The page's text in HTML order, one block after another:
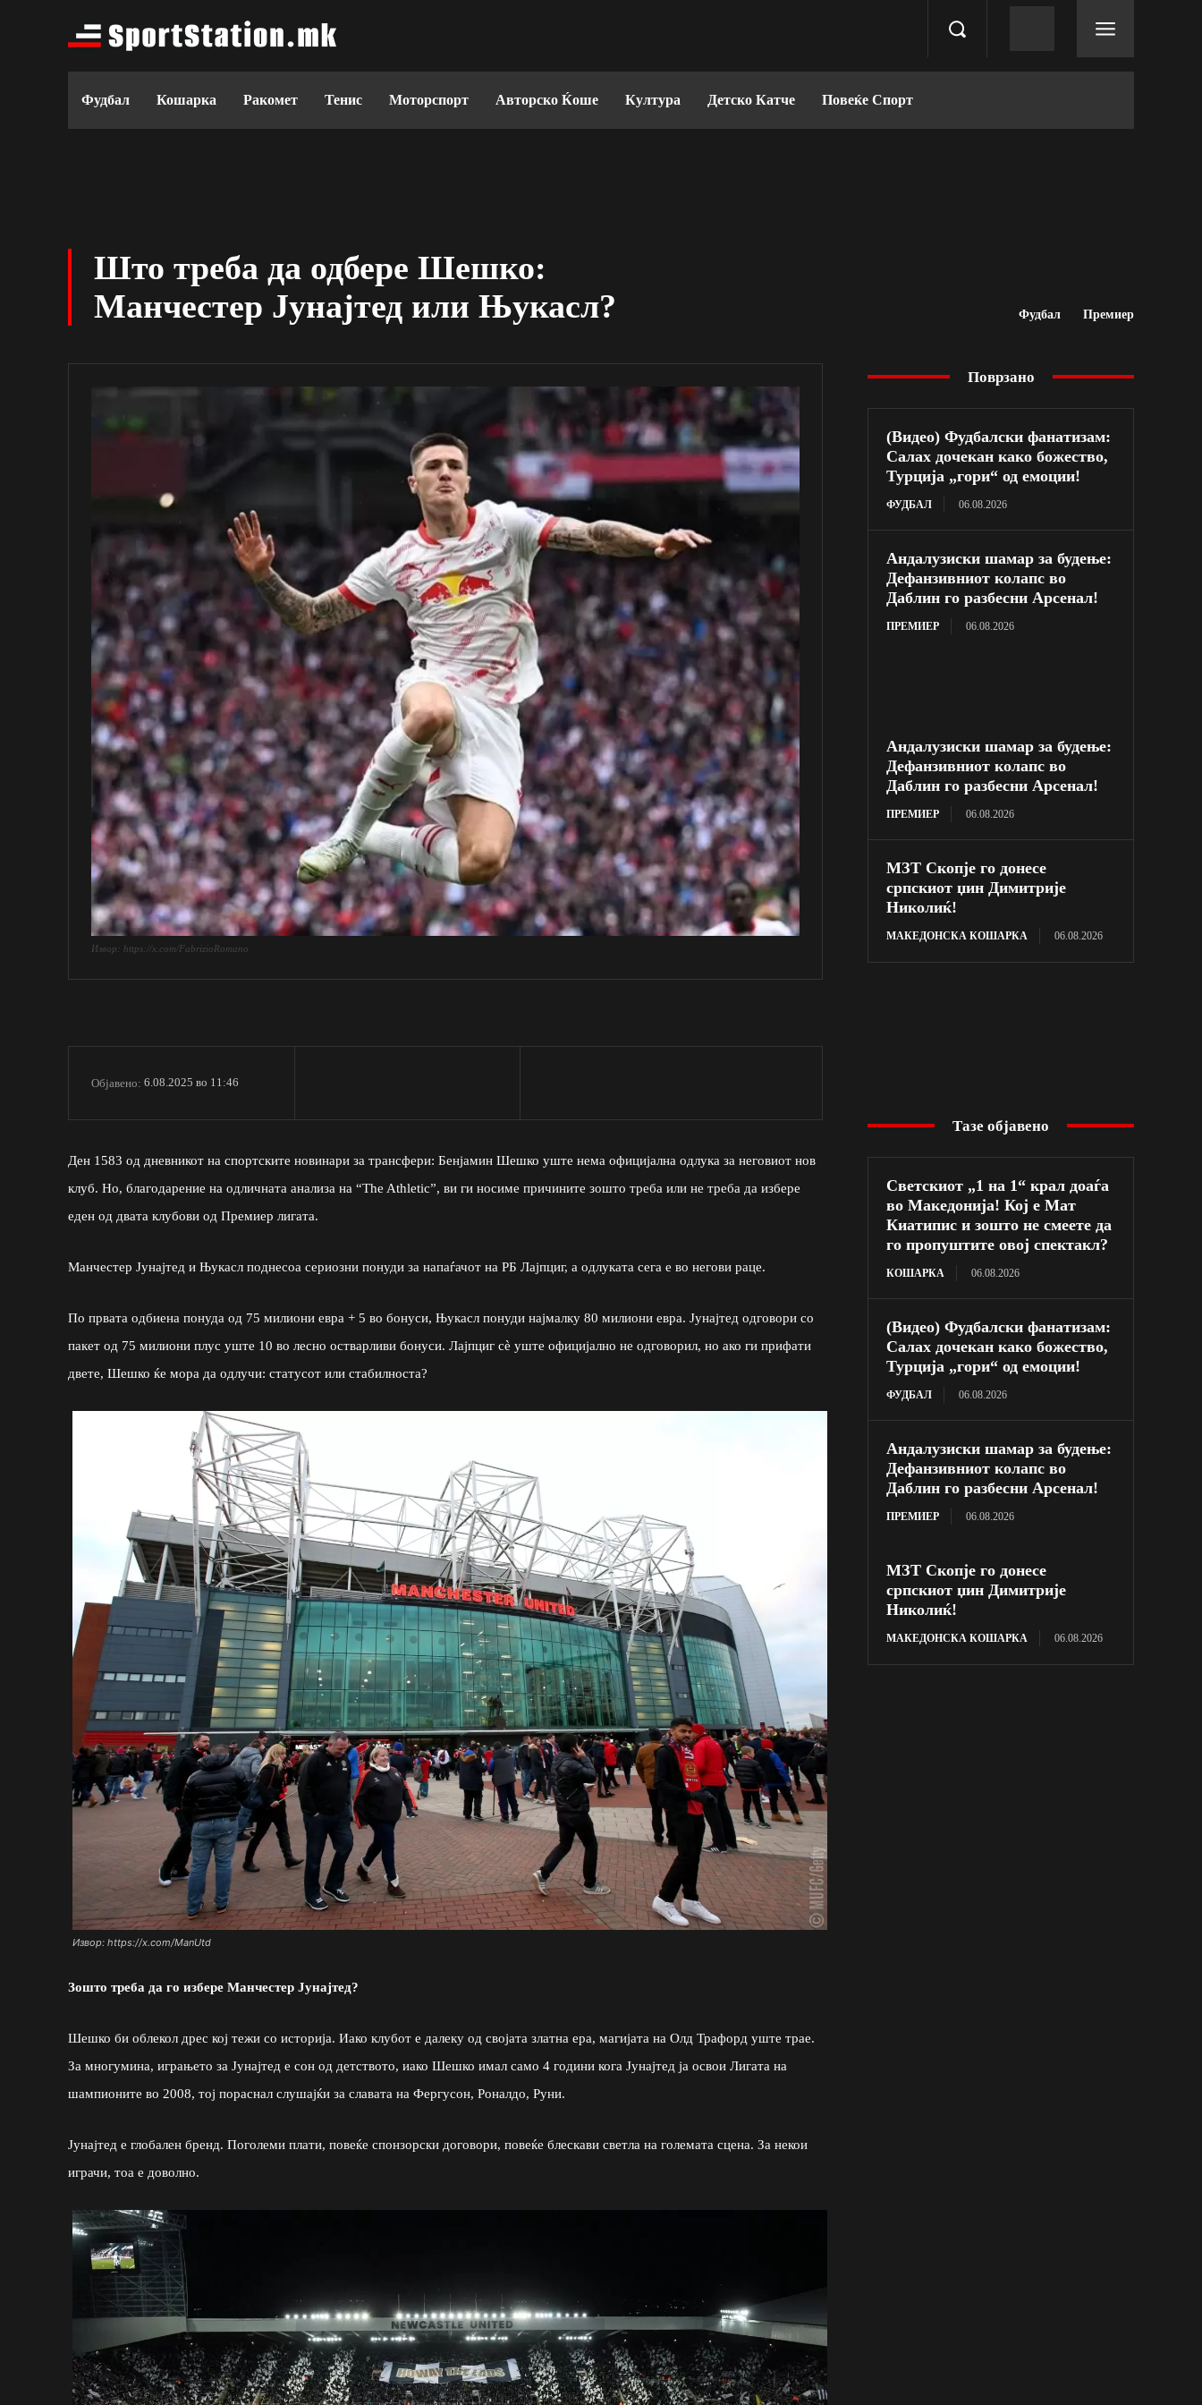
Фудбал Кошарка Ракомет Тенис Моторспорт Авторско Ќоше Култура Детско Катче Повеќе Спорт
Што треба да одбере Шешко:
Манчестер Јунајтед или Њукасл?
Фудбал Премиер
Извор: https://x.com/FabrizioRomano
Објавено: 6.08.2025 во 11:46
Ден 1583 од дневникот на спортските новинари за трансфери: Бенјамин Шешко уште нема официјална одлука за неговиот нов
клуб. Но, благодарение на одличната анализа на “The Athletic”, ви ги носиме причините зошто треба или не треба да избере
еден од двата клубови од Премиер лигата.
Манчестер Јунајтед и Њукасл поднесоа сериозни понуди за напаѓачот на РБ Лајпциг, а одлуката сега е во негови раце.
По првата одбиена понуда од 75 милиони евра + 5 во бонуси, Њукасл понуди најмалку 80 милиони евра. Јунајтед одговори со
пакет од 75 милиони плус уште 10 во лесно остварливи бонуси. Лајпциг сè уште официјално не одговорил, но ако ги прифати
двете, Шешко ќе мора да одлучи: статусот или стабилноста?
Извор: https://x.com/ManUtd
Зошто треба да го избере Манчестер Јунајтед?
Шешко би облекол дрес кој тежи со историја. Иако клубот е далеку од својата златна ера, магијата на Олд Трафорд уште трае.
За многумина, играњето за Јунајтед е сон од детството, иако Шешко имал само 4 години кога Јунајтед ја освои Лигата на
шампионите во 2008, тој пораснал слушајќи за славата на Фергусон, Роналдо, Руни.
Јунајтед е глобален бренд. Поголеми плати, повеќе спонзорски договори, повеќе блескави светла на големата сцена. За некои
играчи, тоа е доволно.
Поврзано
(Видео) Фудбалски фанатизам:
Салах дочекан како божество,
Турција „гори“ од емоции!
ФУДБАЛ 06.08.2026
Андалузиски шамар за будење:
Дефанзивниот колапс во
Даблин го разбесни Арсенал!
ПРЕМИЕР 06.08.2026
Андалузиски шамар за будење:
Дефанзивниот колапс во
Даблин го разбесни Арсенал!
ПРЕМИЕР 06.08.2026
МЗТ Скопје го донесе
српскиот џин Димитрије
Николиќ!
МАКЕДОНСКА КОШАРКА 06.08.2026
Тазе објавено
Светскиот „1 на 1“ крал доаѓа
во Македонија! Кој е Мат
Киатипис и зошто не смеете да
го пропуштите овој спектакл?
КОШАРКА 06.08.2026
(Видео) Фудбалски фанатизам:
Салах дочекан како божество,
Турција „гори“ од емоции!
ФУДБАЛ 06.08.2026
Андалузиски шамар за будење:
Дефанзивниот колапс во
Даблин го разбесни Арсенал!
ПРЕМИЕР 06.08.2026
МЗТ Скопје го донесе
српскиот џин Димитрије
Николиќ!
МАКЕДОНСКА КОШАРКА 06.08.2026